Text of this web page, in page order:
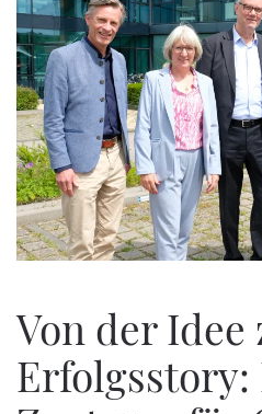
Von der Idee
Erfolgsstory: